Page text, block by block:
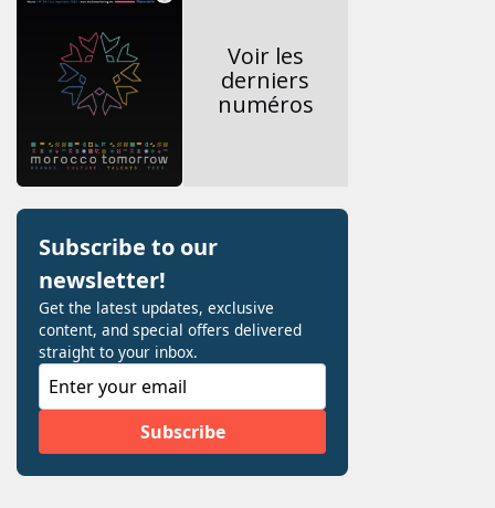
Voir les
derniers
numéros